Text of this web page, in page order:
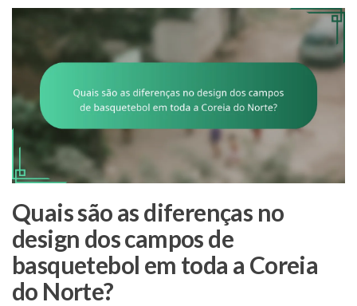
Quais são as diferenças no
design dos campos de
basquetebol em toda a Coreia
do Norte?